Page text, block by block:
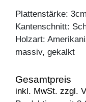
Plattenstärke: 3cm
Kantenschnitt:
Holzart:
massiv, gekalkt
Gesamtpreis
inkl. MwSt. zzgl.